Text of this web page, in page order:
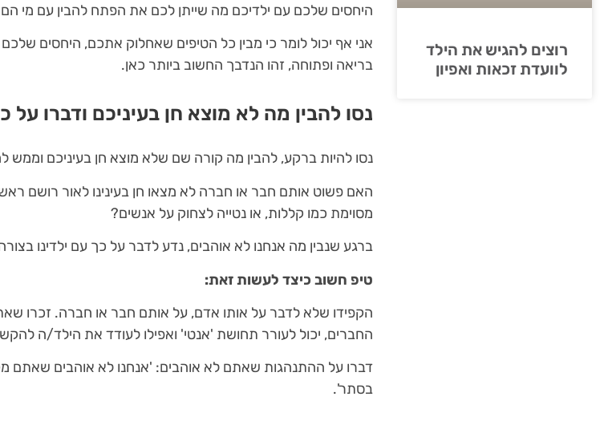
רוצים להגיש את הילד
לוועדת זכאות ואפיון
היחסים שלכם עם ילדיכם מה שייתן לכם את הפתח להבין עם מי
אני אף יכול לומר כי מבין כל הטיפים שאחלוק אתכם, היחסים
בריאה ופתוחה, זהו הנדבך החשוב ביותר כאן.
נסו להבין מה לא מוצא חן בעיניכם ודברו על
נסו להיות ברקע, להבין מה קורה שם שלא מוצא חן בעיניכם וממש
האם פשוט אותם חבר או חברה לא מצאו חן בעינינו לאור רושם
מסוימת כמו קללות, או נטייה לצחוק על אנשים?
ברגע שנבין מה אנחנו לא אוהבים, נדע לדבר על כך עם ילדינו
טיפ חשוב כיצד לעשות זאת:
הקפידו שלא לדבר על אותו אדם, על אותם חבר או חברה. זכרו
החברים, יכול לעורר תחושת 'אנטי' ואפילו לעודד את הילד/ה
דברו על ההתנהגות שאתם לא אוהבים: 'אנחנו לא אוהבים שאתם
בסתר'.